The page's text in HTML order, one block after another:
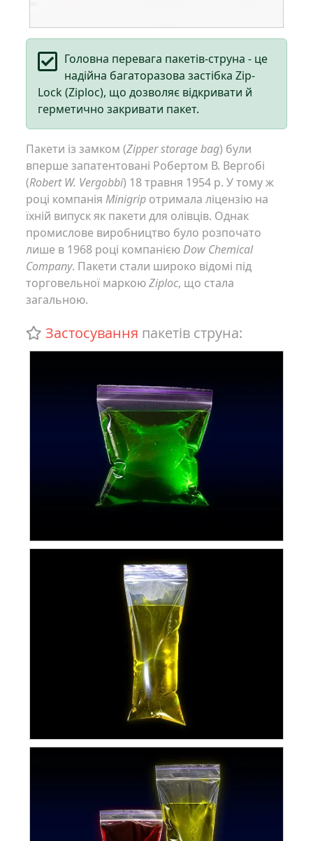
Головна перевага пакетів-струна - це
надійна багаторазова застібка Zip-
Lock (Ziploc), що дозволяє відкривати й
герметично закривати пакет.
Пакети із замком (Zipper storage bag) були
вперше запатентовані Робертом В. Вергобі
(Robert W. Vergobbi) 18 травня 1954 р. У тому ж
році компанія Minigrip отримала ліцензію на
їхній випуск як пакети для олівців. Однак
промислове виробництво було розпочато
лише в 1968 році компанієюDow Chemical
Company. Пакети стали широко відомі під
торговельної маркоюZiploc, що стала
загальною.
Застосування пакетів струна: